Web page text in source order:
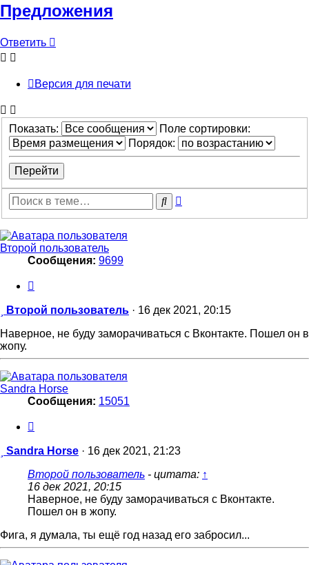
Предложения
Ответить
Версия для печати
Показать:
Поле сортировки:
Порядок:
Поиск
Второй пользователь
Сообщения: 9699
Сообщение
Второй пользователь · 16 дек 2021, 20:15
Наверное, не буду заморачиваться с Вконтакте. Пошел он в
жопу.
Sandra Horse
Сообщения: 15051
Сообщение
Sandra Horse · 16 дек 2021, 21:23
Второй пользователь - цитата: ↑
16 дек 2021, 20:15
Наверное, не буду заморачиваться с Вконтакте.
Пошел он в жопу.
Фига, я думала, ты ещё год назад его забросил...